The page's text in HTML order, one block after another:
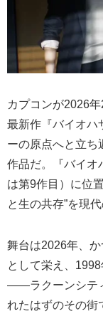
カプコンが2026
最新作『バイオハ
ーの原点へと立ち
作品だ。『バイオ
は第9作目）に位
と生の共存”を現
舞台は2026年、
として栄え、
――ラクーンシテ
れたはずのその街